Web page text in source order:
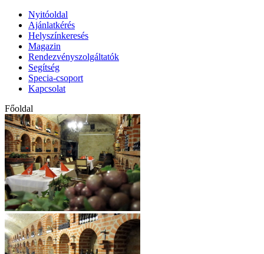
Nyitóoldal
Ajánlatkérés
Helyszínkeresés
Magazin
Rendezvényszolgáltatók
Segítség
Specia-csoport
Kapcsolat
Főoldal